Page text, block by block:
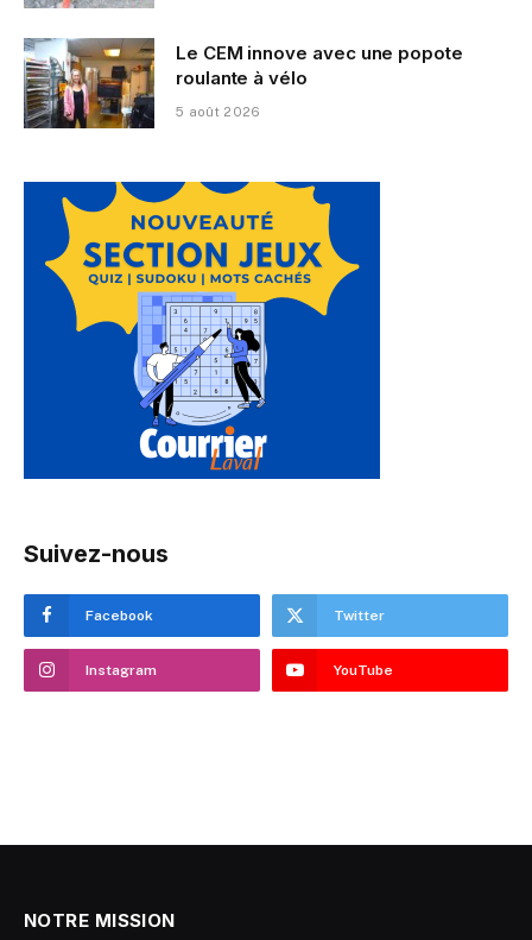
Le CEM innove avec une popote
roulante à vélo
5 août 2026
Suivez-nous
Facebook Twitter
Instagram YouTube
NOTRE MISSION